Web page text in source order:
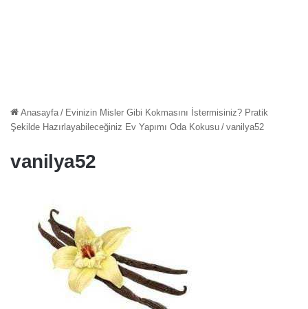
Anasayfa / Evinizin Misler Gibi Kokmasını İstermisiniz? Pratik
Şekilde Hazırlayabileceğiniz Ev Yapımı Oda Kokusu / vanilya52
vanilya52